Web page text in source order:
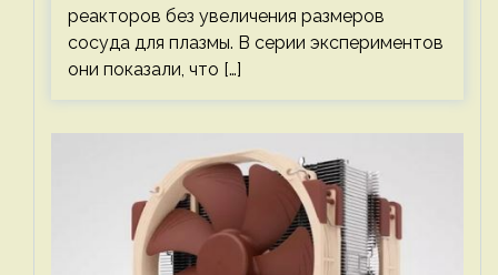
реакторов без увеличения размеров
сосуда для плазмы. В серии экспериментов
они показали, что […]